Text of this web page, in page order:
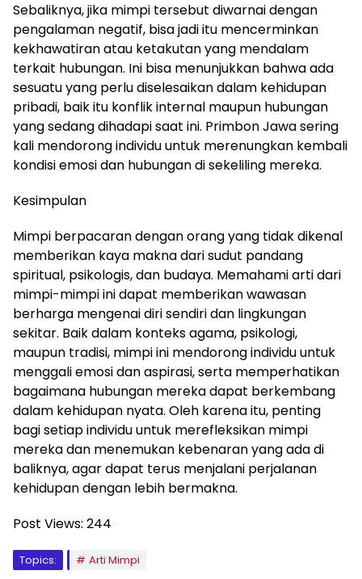
Sebaliknya, jika mimpi tersebut diwarnai dengan
pengalaman negatif, bisa jadi itu mencerminkan
kekhawatiran atau ketakutan yang mendalam
terkait hubungan. Ini bisa menunjukkan bahwa ada
sesuatu yang perlu diselesaikan dalam kehidupan
pribadi, baik itu konflik internal maupun hubungan
yang sedang dihadapi saat ini. Primbon Jawa sering
kali mendorong individu untuk merenungkan kembali
kondisi emosi dan hubungan di sekeliling mereka.
Kesimpulan
Mimpi berpacaran dengan orang yang tidak dikenal
memberikan kaya makna dari sudut pandang
spiritual, psikologis, dan budaya. Memahami arti dari
mimpi-mimpi ini dapat memberikan wawasan
berharga mengenai diri sendiri dan lingkungan
sekitar. Baik dalam konteks agama, psikologi,
maupun tradisi, mimpi ini mendorong individu untuk
menggali emosi dan aspirasi, serta memperhatikan
bagaimana hubungan mereka dapat berkembang
dalam kehidupan nyata. Oleh karena itu, penting
bagi setiap individu untuk merefleksikan mimpi
mereka dan menemukan kebenaran yang ada di
baliknya, agar dapat terus menjalani perjalanan
kehidupan dengan lebih bermakna.
Post Views: 244
Topics: Arti Mimpi